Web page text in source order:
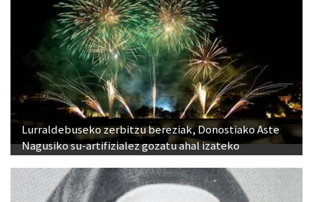
Lurraldebuseko zerbitzu bereziak, Donostiako Aste
Nagusiko su-artifizialez gozatu ahal izateko